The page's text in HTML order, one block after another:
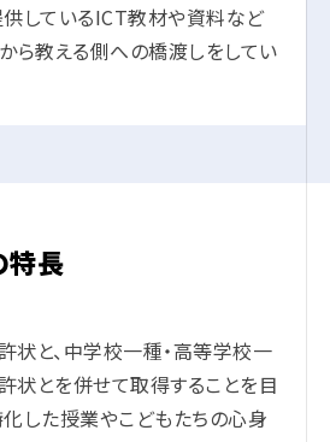
しているICT教材や資料など
ら教える側への橋渡しをしてい
特長
状と、中学校一種・高等学校一
状とを併せて取得することを目
した授業やこどもたちの心身